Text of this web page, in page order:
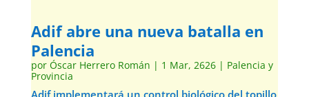
Adif abre una nueva batalla en
Palencia
por Óscar Herrero Román | 1 Mar, 2626| Palencia y
Provincia
Adif implementará un control biológico del topillo